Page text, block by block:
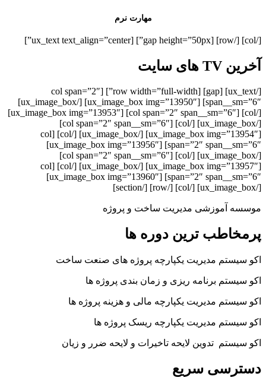
مهارت نرم
[/col] [/row] [gap height=”50px”] [ux_text text_align=”center”]
آخرین TV های سایت
[/ux_text] [gap] [row width=”full-width”] [col span=”2″
span__sm=”6″] [ux_image_box img=”13950″] [/ux_image_box]
[/col] [col span=”2″ span__sm=”6″] [ux_image_box img=”13953″]
[/ux_image_box] [/col] [col span=”2″ span__sm=”6″]
[ux_image_box img=”13954″] [/ux_image_box] [/col] [col
span=”2″ span__sm=”6″] [ux_image_box img=”13956″]
[/ux_image_box] [/col] [col span=”2″ span__sm=”6″]
[ux_image_box img=”13957″] [/ux_image_box] [/col] [col
span=”2″ span__sm=”6″] [ux_image_box img=”13960″]
[/ux_image_box] [/col] [/row] [/section]
موسسه آموزشی مدیریت ساخت و پروژه
پرمخاطب ترین دوره ها
اکو سیستم مدیریت یکپارچه پروژه های صنعت ساخت
اکو سیستم برنامه ریزی و زمان بندی پروژه ها
اکو سیستم مدیریت یکپارچه مالی و هزینه پروژه ها
اکو سیستم مدیریت یکپارچه ریسک پروژه ها
اکو سیستم تدوین لایحه تاخیرات و لایحه ضرر و زیان
دسترسی سریع